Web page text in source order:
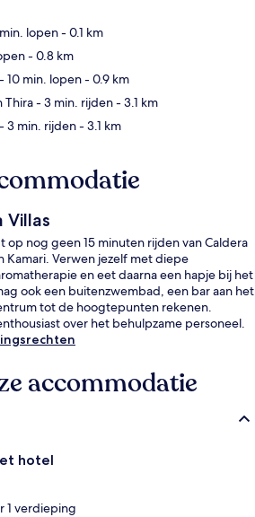
lopen- 0.1 km
- 0.8 km
- 10 min. lopen- 0.9 km
Thira- 3 min. rijden- 3.1 km
- 3 min. rijden- 3.1 km
Villas
op nog geen 15 minuten rijden van Caldera
Kamari. Verwen jezelf met diepe
en eet daarna een hapje bij het
ook een buitenzwembad, een bar aan het
tot de hoogtepunten rekenen.
over het behulpzame personeel.
accommodatie
hotel
1 verdieping